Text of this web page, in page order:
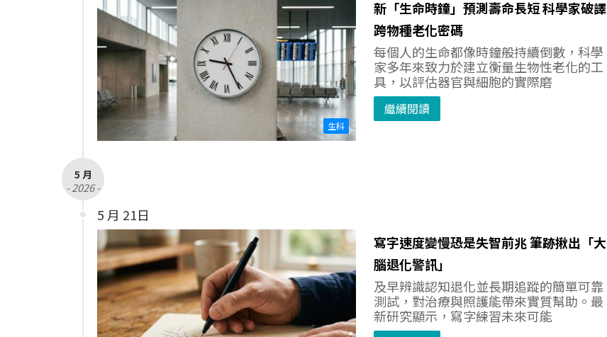
生科
新「生命時鐘」預測壽命長短 科學家破譯
跨物種老化密碼
每個人的生命都像時鐘般持續倒數，科學
家多年來致力於建立衡量生物性老化的工
具，以評估器官與細胞的實際磨
繼續閱讀
5 月
- 2026 -
5 月 21日
寫字速度變慢恐是失智前兆 筆跡揪出「大
腦退化警訊」
及早辨識認知退化並長期追蹤的簡單可靠
測試，對治療與照護能帶來實質幫助。最
新研究顯示，寫字練習未來可能